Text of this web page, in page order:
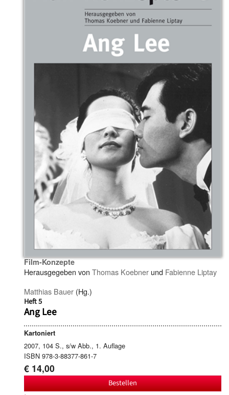
Film-Konzepte
Herausgegeben von Thomas Koebner und Fabienne Liptay
Matthias Bauer (Hg.)
Heft 5
Ang Lee
Kartoniert
2007, 104 S., s/w Abb., 1. Auflage
ISBN 978-3-88377-861-7
€ 14,00
Bestellen